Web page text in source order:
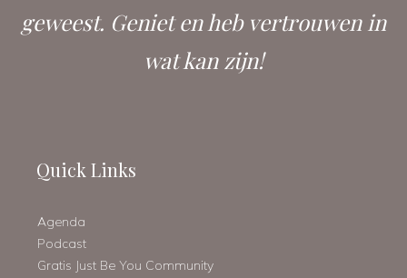
geweest. Geniet en heb vertrouwen in
wat kan zijn!
Quick Links
Agenda
Podcast
Gratis Just Be You Community